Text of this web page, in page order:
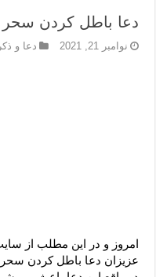
دعا برای ترس بچه ها در
دعا باطل کردن سحر
نوامبر 21, 2021 دعا و
امروز و در این مطلب از
عزیزان دعا باطل کردن سحر